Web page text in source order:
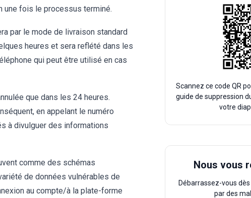
une fois le processus terminé.
par le mode de livraison standard
heures et sera reflété dans les
qui peut être utilisé en cas
que dans les 24 heures.
en appelant le numéro
à divulguer des informations
comme des schémas
de données vulnérables de
au compte/à la plate-forme
Scannez ce code QR
guide de suppression
votre
Nous vous
Débarrassez-vous
par des